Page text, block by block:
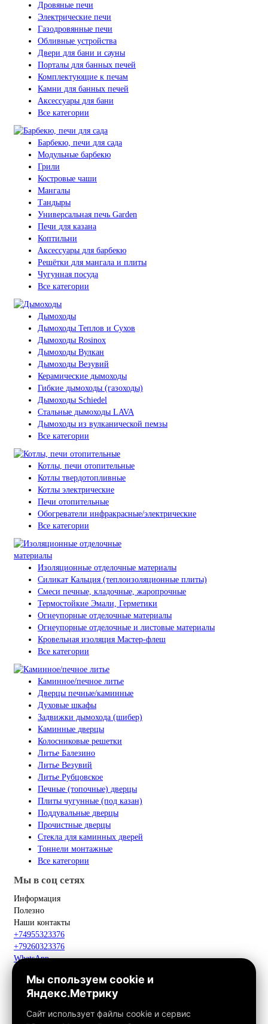
Дровяные печи
Электрические печи
Газодровянные печи
Обливные устройства
Двери для бани и сауны
Порталы для банных печей
Комплектующие к печам
Камни для банных печей
Аксессуары для бани
Все категории
Барбекю, печи для сада
Модульные барбекю
Грили
Костровые чаши
Мангалы
Тандыры
Универсальная печь Garden
Печи для казана
Коптильни
Аксессуары для барбекю
Решётки для мангала и плиты
Чугунная посуда
Все категории
Дымоходы
Дымоходы Теплов и Сухов
Дымоходы Rosinox
Дымоходы Вулкан
Дымоходы Везувий
Керамические дымоходы
Гибкие дымоходы (газоходы)
Дымоходы Schiedel
Стальные дымоходы LAVA
Дымоходы из вулканической пемзы
Все категории
Котлы, печи отопительные
Котлы твердотопливные
Котлы электрические
Печи отопительные
Обогреватели инфракрасные/электрические
Все категории
Изоляционные отделочные материалы
Силикат Кальция (теплоизоляционные плиты)
Смеси печные, кладочные, жаропрочные
Термостойкие Эмали, Герметики
Огнеупорные отделочные материалы
Огнеупорные отделочные и листовые материалы
Кровельная изоляция Мастер-флеш
Все категории
Каминное/печное литье
Дверцы печные/каминные
Духовые шкафы
Задвижки дымохода (шибер)
Каминные дверцы
Колосниковые решетки
Литье Балезино
Литье Везувий
Литье Рубцовское
Печные (топочные) дверцы
Плиты чугунные (под казан)
Поддувальные дверцы
Прочистные дверцы
Стекла для каминных дверей
Тоннели монтажные
Все категории
Мы в соц сетях
Информация
Полезно
Наши контакты
+74955323376
+79260323376
WhatsApp
Макс
info@fox-kamin.ru
Наш адрес
Мы спользуем cookie и
Яндекс.Метрику
Сайт использует файлы cookie и сервис